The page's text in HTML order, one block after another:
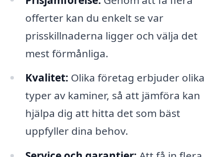
offerter kan du enkelt se var
prisskillnaderna ligger och välja det
mest förmånliga.
Kvalitet: Olika företag erbjuder olika
typer av kaminer, så att jämföra kan
hjälpa dig att hitta det som bäst
uppfyller dina behov.